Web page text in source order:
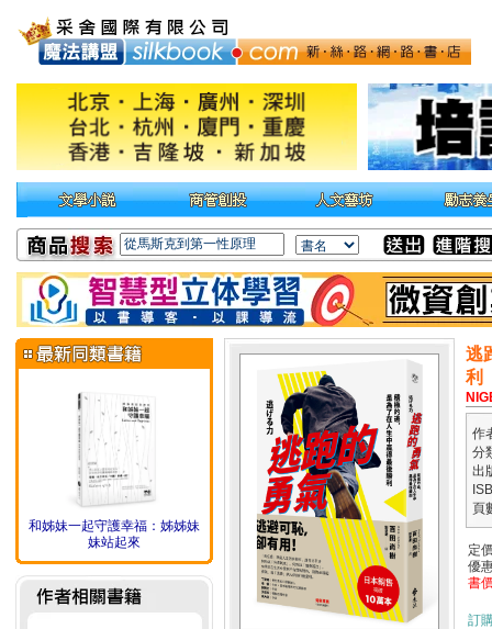
和姊妹一起守護幸福：姊姊妹
妹站起來
逃
利
作
分
出
頁
定
優
書
訂